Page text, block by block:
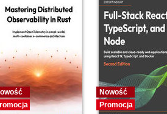
Nowość
Promocja